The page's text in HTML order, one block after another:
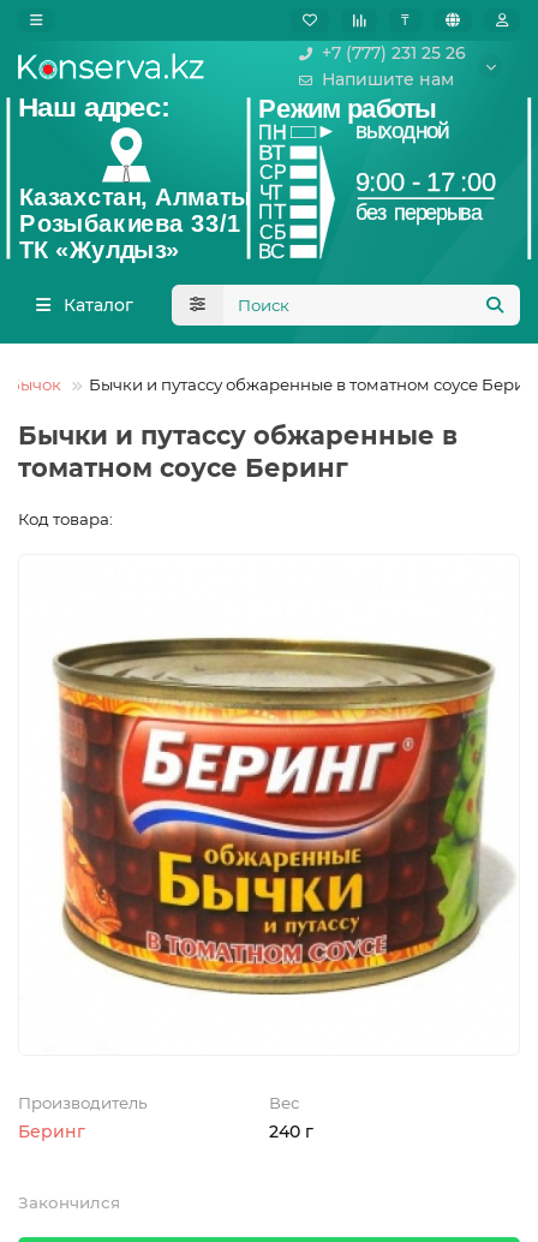
₸
+7 (777) 231 25 26
Напишите нам
Каталог
Бычок Бычки и путассу обжаренные в томатном соусе
Бычки и путассу обжаренные в
томатном соусе Беринг
Код товара:
Производитель
Беринг
Вес
240 г
Закончился